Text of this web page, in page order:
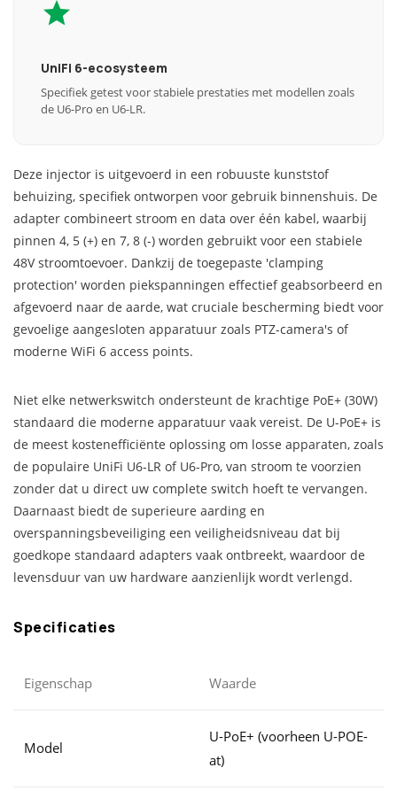
UniFi 6-ecosysteem
Specifiek getest voor stabiele prestaties met modellen zoals
de U6-Pro en U6-LR.
Deze injector is uitgevoerd in een robuuste kunststof
behuizing, specifiek ontworpen voor gebruik binnenshuis. De
adapter combineert stroom en data over één kabel, waarbij
pinnen 4, 5 (+) en 7, 8 (-) worden gebruikt voor een stabiele
48V stroomtoevoer. Dankzij de toegepaste 'clamping
protection' worden piekspanningen effectief geabsorbeerd en
afgevoerd naar de aarde, wat cruciale bescherming biedt voor
gevoelige aangesloten apparatuur zoals PTZ-camera's of
moderne WiFi 6 access points.
Niet elke netwerkswitch ondersteunt de krachtige PoE+ (30W)
standaard die moderne apparatuur vaak vereist. De U-PoE+ is
de meest kostenefficiënte oplossing om losse apparaten, zoals
de populaire UniFi U6-LR of U6-Pro, van stroom te voorzien
zonder dat u direct uw complete switch hoeft te vervangen.
Daarnaast biedt de superieure aarding en
overspanningsbeveiliging een veiligheidsniveau dat bij
goedkope standaard adapters vaak ontbreekt, waardoor de
levensduur van uw hardware aanzienlijk wordt verlengd.
Specificaties
Eigenschap Waarde
Model
U-PoE+ (voorheen U-POE-
at)